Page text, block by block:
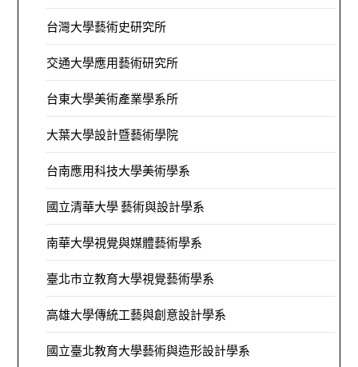
台灣大學藝術史研究所
交通大學應用藝術研究所
台東大學美術產業學系所
大葉大學設計暨藝術學院
台南應用科技大學美術學系
國立清華大學 藝術與設計學系
南華大學視覺與媒體藝術學系
臺北市立教育大學視覺藝術學系
高雄大學傳統工藝與創意設計學系
國立臺北教育大學藝術與造形設計學系